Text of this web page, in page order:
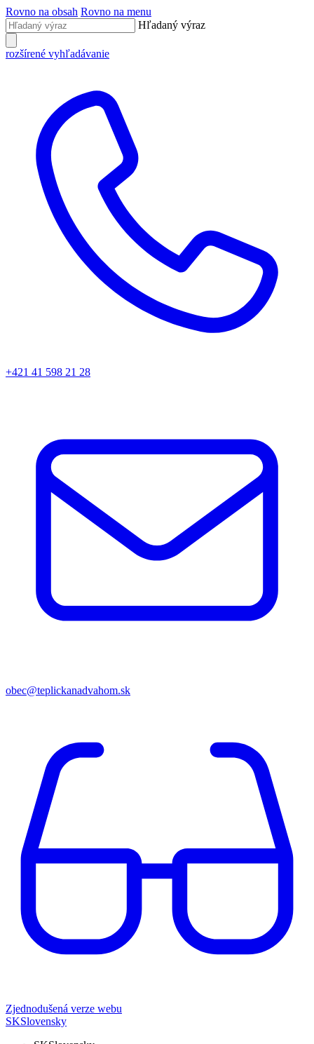
Rovno na obsah Rovno na menu
Hľadaný výraz
rozšírené vyhľadávanie
+421 41 598 21 28
obec@teplickanadvahom.sk
Zjednodušená verze webu
SKSlovensky